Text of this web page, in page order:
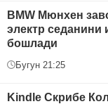
BMW Mюнхен
электр
бошлади
Бугун 21:25
Kindle Скрибе